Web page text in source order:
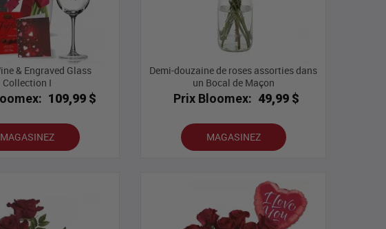
& Engraved Glass
Collection I
109,99 $
MAGASINEZ
Demi-douzaine de roses assorties dans
un Bocal de Maçon
Prix Bloomex: 49,99 $
MAGASINEZ